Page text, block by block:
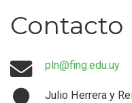
Contacto
pln@fing.edu.uy
Julio Herrera y